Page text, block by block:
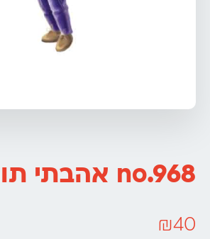
no.968 אהבתי תורתך
₪40